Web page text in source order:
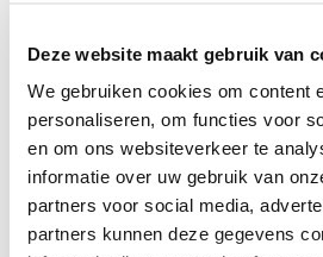
Deze website maakt gebruik van
We gebruiken cookies om content
personaliseren, om functies voor
en om ons websiteverkeer te
informatie over uw gebruik van
partners voor social media,
partners kunnen deze gegevens
evenementen. Wij onderscheiden
opdrachtgevers en passagiers. Dat
creativiteit, flexibiliteit,
– Alle dienstverbanden zijn
– Baan in het streekvervoer